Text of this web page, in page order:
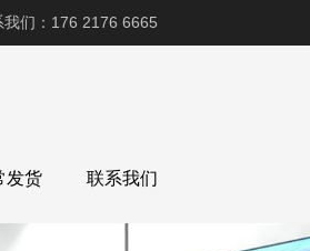
我们：176 2176 6665
发货 联系我们